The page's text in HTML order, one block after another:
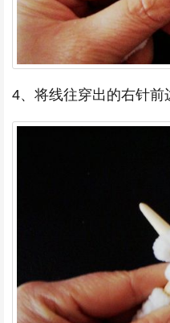
4、将线往穿出的右针前